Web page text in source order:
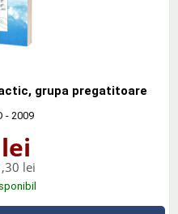
grupa pregatitoare
- 2009
lei